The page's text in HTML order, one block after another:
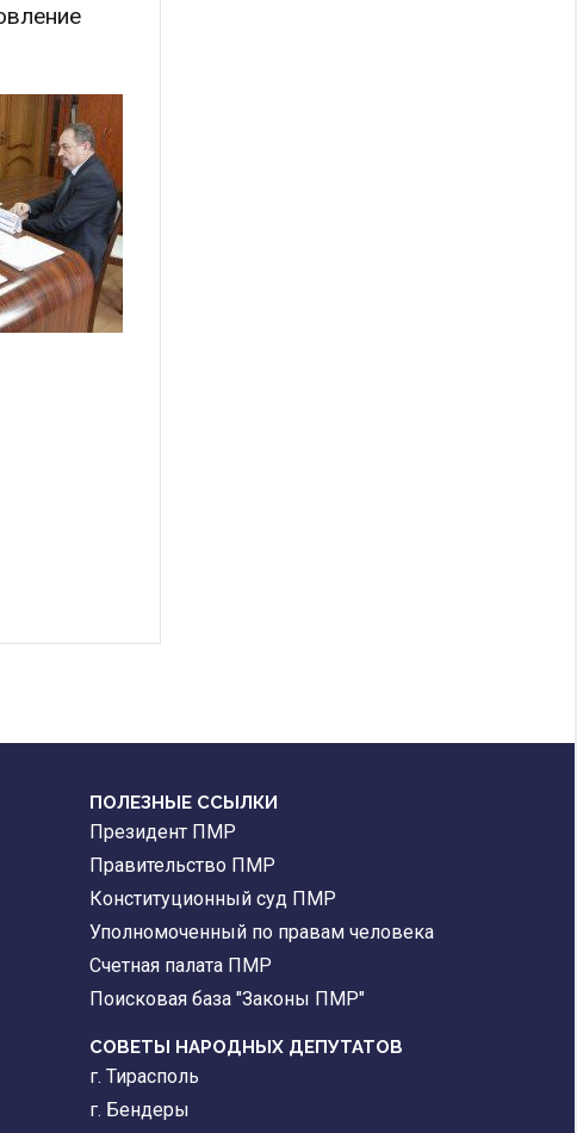
ПОЛЕЗНЫЕ ССЫЛКИ
Президент ПМР
Правительство ПМР
Конституционный суд ПМР
Уполномоченный по правам человека
Счетная палата ПМР
Поисковая база "Законы ПМР"
СОВЕТЫ НАРОДНЫХ ДЕПУТАТОВ
г. Тирасполь
г. Бендеры